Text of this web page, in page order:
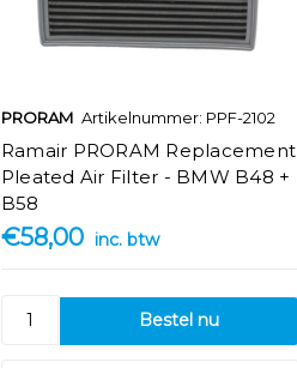
PRORAM Artikelnummer: PPF-2102
Ramair PRORAM Replacement
Pleated Air Filter - BMW B48 +
B58
€58,00 inc. btw